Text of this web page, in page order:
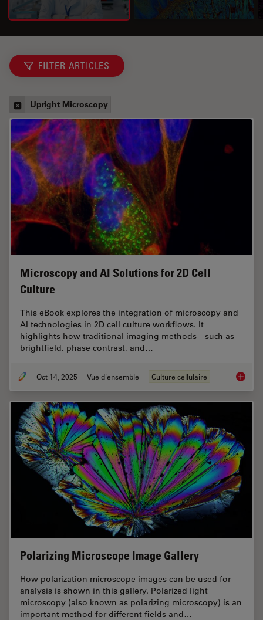
FILTER ARTICLES
Upright Microscopy
Microscopy and AI Solutions for 2D Cell
Culture
This eBook explores the integration of microscopy and
AI technologies in 2D cell culture workflows. It
highlights how traditional imaging methods—such as
brightfield, phase contrast, and…
Oct 14, 2025 Vue d'ensemble Culture cellulaire
Polarizing Microscope Image Gallery
How polarization microscope images can be used for
analysis is shown in this gallery. Polarized light
microscopy (also known as polarizing microscopy) is an
important method for different fields and…